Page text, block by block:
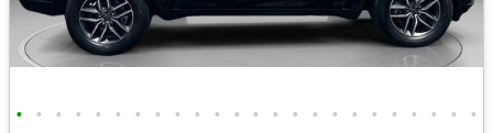
• • • • • • • • • • • • • • • • • • • • • • • •